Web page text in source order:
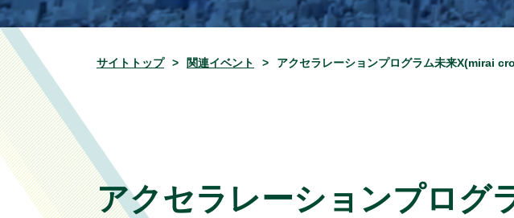
サイトトップ 関連イベント
アクセラレーションプログ